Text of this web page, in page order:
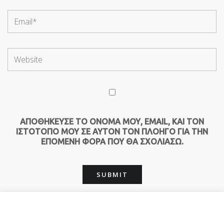
ΑΠΟΘΉΚΕΥΣΕ ΤΟ ΌΝΟΜΆ ΜΟΥ, EMAIL, ΚΑΙ ΤΟΝ
ΙΣΤΌΤΟΠΟ ΜΟΥ ΣΕ ΑΥΤΌΝ ΤΟΝ ΠΛΟΗΓΌ ΓΙΑ ΤΗΝ
ΕΠΌΜΕΝΗ ΦΟΡΆ ΠΟΥ ΘΑ ΣΧΟΛΙΆΣΩ.